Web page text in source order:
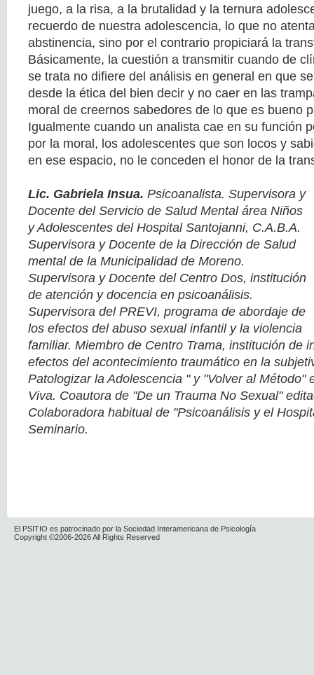
juego, a la risa, a la brutalidad y la ternura
recuerdo de nuestra adolescencia, lo que no
abstinencia, sino por el contrario propiciará la
Básicamente, la cuestión a transmitir cuando de
se trata no difiere del análisis en general en que
desde la ética del bien decir y no caer en las
moral de creernos sabedores de lo que es bueno
Igualmente cuando un analista cae en su función
por la moral, los adolescentes que son locos y
en ese espacio, no le conceden el honor de la
Lic. Gabriela Insua. Psicoanalista. Supervisora y
Docente del Servicio de Salud Mental área Niños
y Adolescentes del Hospital Santojanni, C.A.B.A.
Supervisora y Docente de la Dirección de Salud
mental de la Municipalidad de Moreno.
Supervisora y Docente del Centro Dos, institución
de atención y docencia en psicoanálisis.
Supervisora del PREVI, programa de abordaje de
los efectos del abuso sexual infantil y la violencia
familiar. Miembro de Centro Trama, institución de
efectos del acontecimiento traumático en la
Patologizar la Adolescencia " y "Volver al Método"
Viva. Coautora de "De un Trauma No Sexual"
Colaboradora habitual de "Psicoanálisis y el
Seminario.
El PSITIO es patrocinado por la Sociedad Interamericana de Psicología
Copyright ©2006-2026 All Rights Reserved